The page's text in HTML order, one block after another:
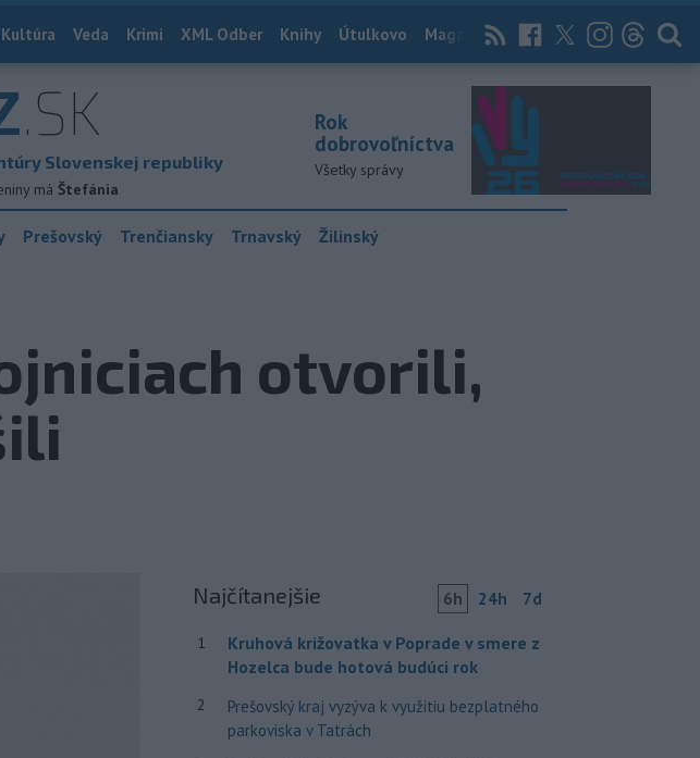
Kultúra Veda Krimi XML Odber Knihy Útulkovo Magazín News Now Archív
.SK
Slovenskej republiky
má Štefánia
Rok
dobrovoľníctva
Všetky správy
Prešovský Trenčiansky Trnavský Žilinský
otvorili,
Najčítanejšie 6h 24h 7d
1
Kruhová križovatka v Poprade v smere z
Hozelca bude hotová budúci rok
2
Prešovský kraj vyzýva k využitiu bezplatného
parkoviska v Tatrách